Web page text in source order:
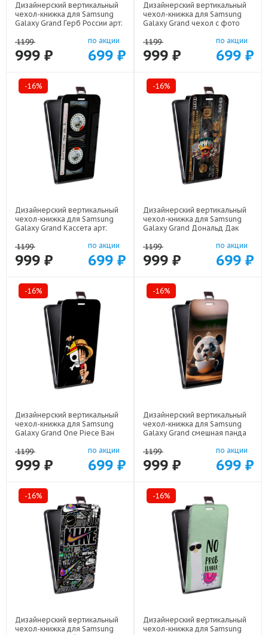
Дизайнерский вертикальный
чехол-книжка для Samsung
Galaxy Grand Герб России арт:
1199
999 ₽
по акции
699 ₽
Дизайнерский вертикальный
чехол-книжка для Samsung
Galaxy Grand чехол с фото
1199
999 ₽
по акции
699 ₽
-16%
Дизайнерский вертикальный
чехол-книжка для Samsung
Galaxy Grand Кассета арт:
1199
999 ₽
по акции
699 ₽
-16%
Дизайнерский вертикальный
чехол-книжка для Samsung
Galaxy Grand Дональд Дак
1199
999 ₽
по акции
699 ₽
-16%
Дизайнерский вертикальный
чехол-книжка для Samsung
Galaxy Grand One Piece Ван
1199
999 ₽
по акции
699 ₽
-16%
Дизайнерский вертикальный
чехол-книжка для Samsung
Galaxy Grand смешная панда
1199
999 ₽
по акции
699 ₽
-16%
Дизайнерский вертикальный
чехол-книжка для Samsung
-16%
Дизайнерский вертикальный
чехол-книжка для Samsung